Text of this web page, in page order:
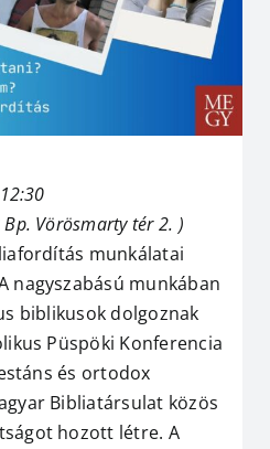
Vörösmarty tér 2. )
munkálatai
nagyszabású munkában
biblikusok dolgoznak
Püspöki Konferencia
és ortodox
Bibliatársulat közös
hozott létre. A